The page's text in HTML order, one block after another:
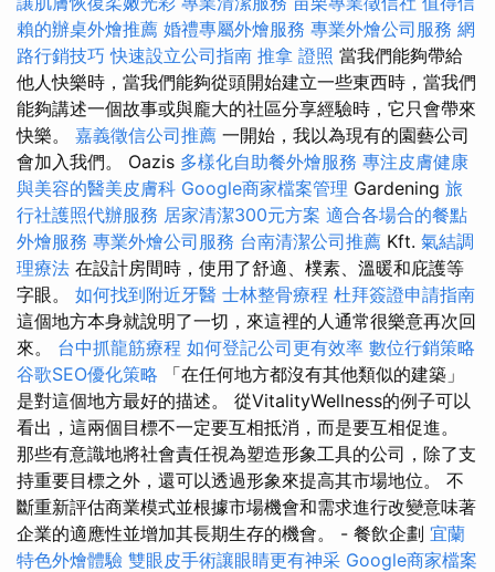
賴的辦桌外燴推薦 婚禮專屬外燴服務 專業外燴公司服務 網
路行銷技巧 快速設立公司指南 推拿 證照 當我們能夠帶給
他人快樂時，當我們能夠從頭開始建立一些東西時，當我們
能夠講述一個故事或與龐大的社區分享經驗時，它只會帶來
快樂。 嘉義徵信公司推薦 一開始，我以為現有的園藝公司
會加入我們。 Oazis 多樣化自助餐外燴服務 專注皮膚健康
與美容的醫美皮膚科 Google商家檔案管理 Gardening 旅
行社護照代辦服務 居家清潔300元方案 適合各場合的餐點
外燴服務 專業外燴公司服務 台南清潔公司推薦 Kft. 氣結調
理療法 在設計房間時，使用了舒適、樸素、溫暖和庇護等
字眼。 如何找到附近牙醫 士林整骨療程 杜拜簽證申請指南
這個地方本身就說明了一切，來這裡的人通常很樂意再次回
來。 台中抓龍筋療程 如何登記公司更有效率 數位行銷策略
谷歌SEO優化策略 「在任何地方都沒有其他類似的建築」
是對這個地方最好的描述。 從VitalityWellness的例子可以
看出，這兩個目標不一定要互相抵消，而是要互相促進。
那些有意識地將社會責任視為塑造形象工具的公司，除了支
持重要目標之外，還可以透過形象來提高其市場地位。 不
斷重新評估商業模式並根據市場機會和需求進行改變意味著
企業的適應性並增加其長期生存的機會。 - 餐飲企劃 宜蘭
特色外燴體驗 雙眼皮手術讓眼睛更有神采 Google商家檔案